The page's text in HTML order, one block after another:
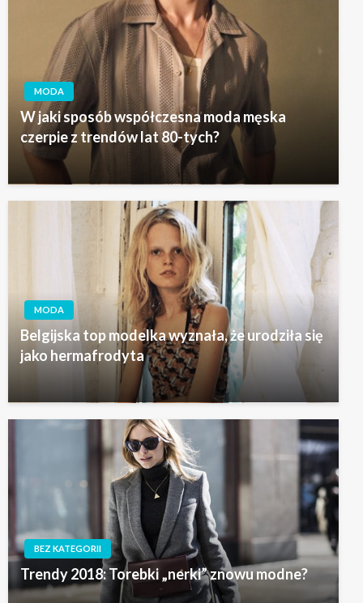
MODA
W jaki sposób współczesna moda męska
czerpie z trendów lat 80-tych?
MODA
Belgijska top modelka wyznała, że urodziła się
jako hermafrodyta
BEZ KATEGORII
Trendy 2018: Torebki „nerki” znowu modne?